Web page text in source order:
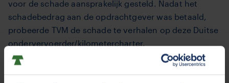
voor de schade aansprakelijk gesteld. Nadat het
schadebedrag aan de opdrachtgever was betaald,
probeerde TVM de schade te verhalen op deze Duitse
ondervervoerder/kilometercharter.
De rechter wees echter de vordering af omdat sprake